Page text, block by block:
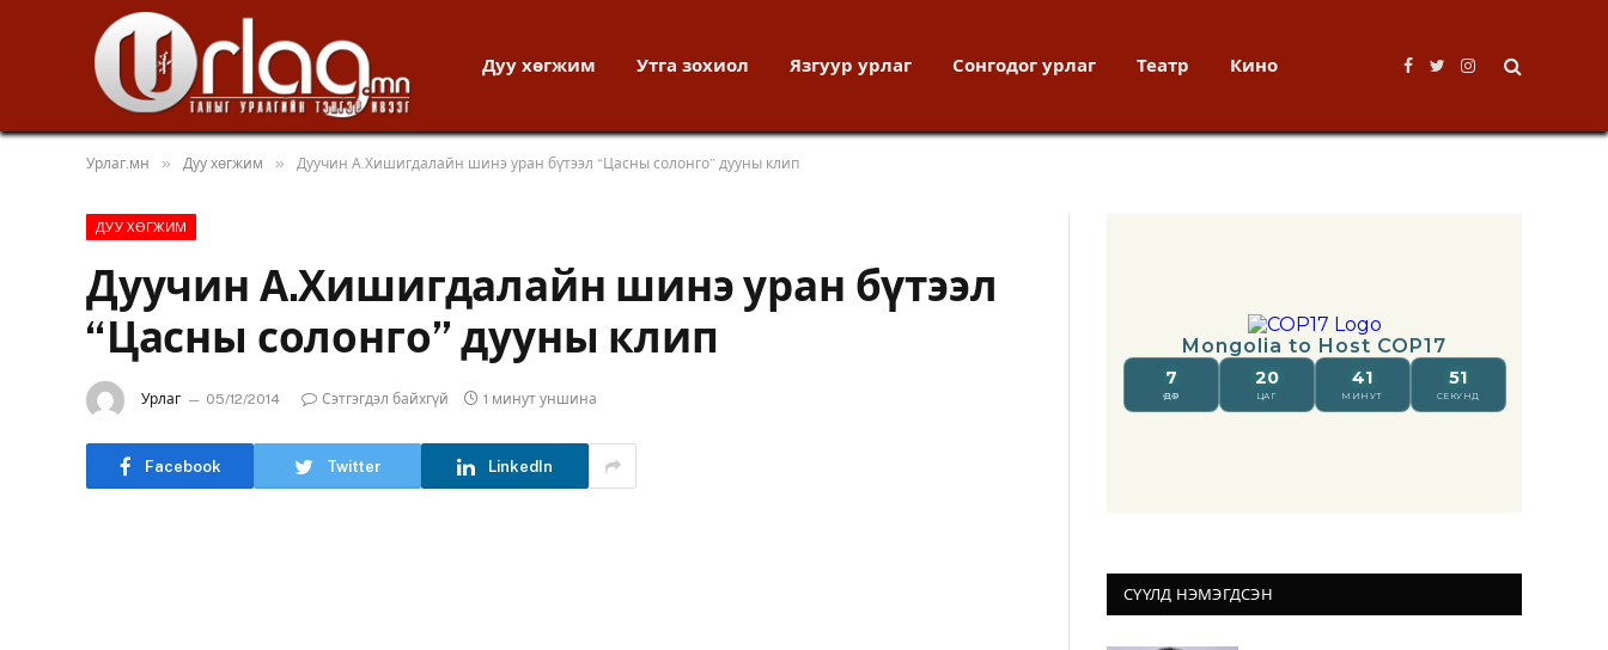
Дуу хөгжим Утга зохиол Язгуур урлаг Сонгодог урлаг Театр Кино
Facebook
TwitterInstagram
Урлаг.мн » Дуу хөгжим » Дуучин А.Хишигдалайн шинэ уран бүтээл “Цасны солонго” дууны клип
ДУУ ХӨГЖИМ
Дуучин А.Хишигдалайн шинэ уран бүтээл
“Цасны солонго” дууны клип
Урлаг 05/12/2014 Сэтгэгдэл байхгүй 1 минут уншина
Facebook Twitter LinkedIn
СҮҮЛД НЭМЭГДСЭН